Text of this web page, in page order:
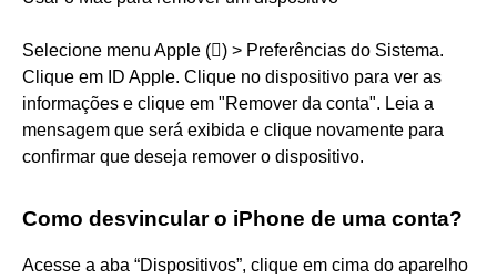
Selecione menu Apple () > Preferências do Sistema.
Clique em ID Apple. Clique no dispositivo para ver as
informações e clique em "Remover da conta". Leia a
mensagem que será exibida e clique novamente para
confirmar que deseja remover o dispositivo.
Como desvincular o iPhone de uma conta?
Acesse a aba “Dispositivos”, clique em cima do aparelho